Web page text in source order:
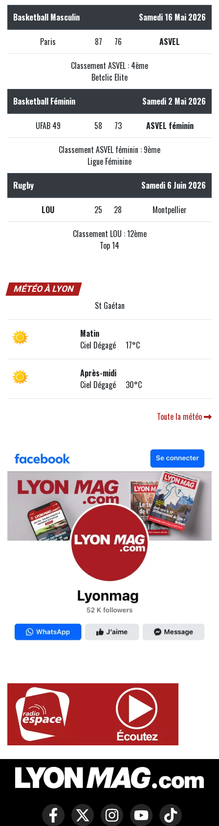
Basketball Masculin Samedi 16 Mai 2026
Paris 87 76 ASVEL
Classement ASVEL : 4ème
Betclic Elite
Basketball Féminin Samedi 2 Mai 2026
UFAB 49 58 73 ASVEL féminin
Classement ASVEL féminin : 9ème
Ligue Féminine
Rugby Samedi 6 Juin 2026
LOU 25 28 Montpellier
Classement LOU : 12ème
Top 14
MÉTÉO À LYON
St Gaétan
Matin
Ciel Dégagé 17°C
Après-midi
Ciel Dégagé 30°C
Toute la météo